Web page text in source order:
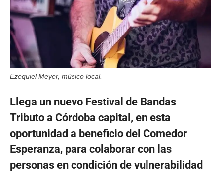
Ezequiel Meyer, músico local.
Llega un nuevo Festival de Bandas
Tributo a Córdoba capital, en esta
oportunidad a beneficio del Comedor
Esperanza, para colaborar con las
personas en condición de vulnerabilidad